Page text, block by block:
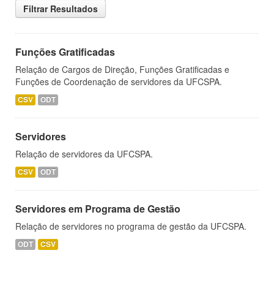
Filtrar Resultados
Funções Gratificadas
Relação de Cargos de Direção, Funções Gratificadas e
Funções de Coordenação de servidores da UFCSPA.
CSV ODT
Servidores
Relação de servidores da UFCSPA.
CSV ODT
Servidores em Programa de Gestão
Relação de servidores no programa de gestão da UFCSPA.
ODT CSV